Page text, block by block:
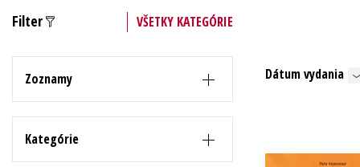
✍️Knihy s podpisom
🔥 Výhodné predpredaje
🏷️ Zlacnené knihy
⚔️ Zaklínač na CD
Doplnkový sortiment
Ezoterika a duchovný svet
VŠETKY KATEGÓRIE
Filter
Zoznamy
Kategórie
Dátum vydania